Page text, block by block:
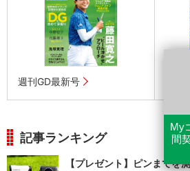
週刊GD最新号 月
記事ランキング
【プレゼント】ピンまでを